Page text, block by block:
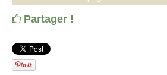
Partager !